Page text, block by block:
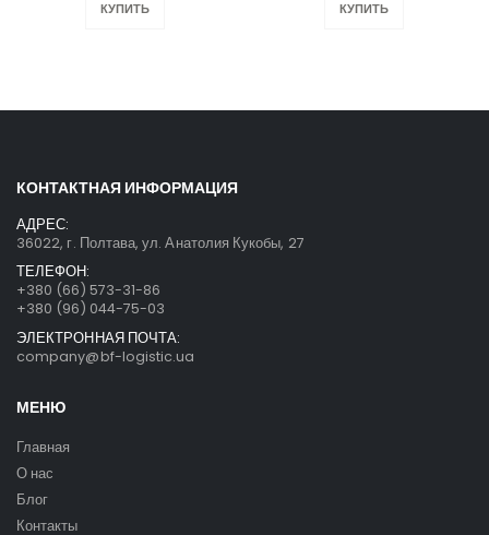
КУПИТЬ КУПИТЬ
КОНТАКТНАЯ ИНФОРМАЦИЯ
АДРЕС:
36022, г. Полтава, ул. Анатолия Кукобы, 27
ТЕЛЕФОН:
+380 (66) 573-31-86
+380 (96) 044-75-03
ЭЛЕКТРОННАЯ ПОЧТА:
company@bf-logistic.ua
МЕНЮ
Главная
О нас
Блог
Контакты